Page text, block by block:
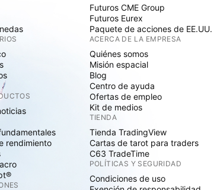
rendimiento
Futuros CME Group
Futuros Eurex
Paquete de acciones de EE.UU.
ACERCA DE LA EMPRESA
Quiénes somos
Misión espacial
Blog
Centro de ayuda
Ofertas de empleo
Kit de medios
TIENDA
Tienda TradingView
Cartas de tarot para traders
C63 TradeTime
POLÍTICAS Y SEGURIDAD
Condiciones de uso